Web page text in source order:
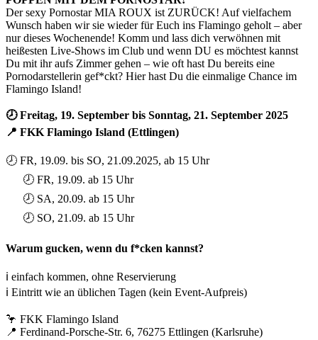
Der sexy Pornostar MIA ROUX ist ZURÜCK! Auf vielfachem
Wunsch haben wir sie wieder für Euch ins Flamingo geholt – aber
nur dieses Wochenende! Komm und lass dich verwöhnen mit
heißesten Live-Shows im Club und wenn DU es möchtest kannst
Du mit ihr aufs Zimmer gehen – wie oft hast Du bereits eine
Pornodarstellerin gef*ckt? Hier hast Du die einmalige Chance im
Flamingo Island!
🕗 Freitag, 19. September bis Sonntag, 21. September 2025
📍 FKK Flamingo Island (Ettlingen)
🕗 FR, 19.09. bis SO, 21.09.2025, ab 15 Uhr
⠀⠀🕗 FR, 19.09. ab 15 Uhr
⠀⠀🕗 SA, 20.09. ab 15 Uhr
⠀⠀🕗 SO, 21.09. ab 15 Uhr
Warum gucken, wenn du f*cken kannst?
ℹ️ einfach kommen, ohne Reservierung
ℹ️ Eintritt wie an üblichen Tagen (kein Event-Aufpreis)
🦩 FKK Flamingo Island
📍 Ferdinand-Porsche-Str. 6, 76275 Ettlingen (Karlsruhe)